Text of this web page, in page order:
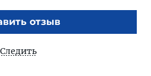
отзыв
Следить